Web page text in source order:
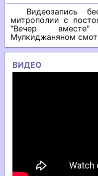
Видеозапись
митрополии с
"Вечер
Мулкиджаняном
ВИДЕО